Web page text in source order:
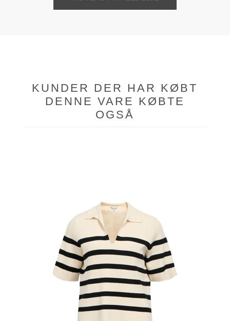
KUNDER DER HAR KØBT
DENNE VARE KØBTE
OGSÅ